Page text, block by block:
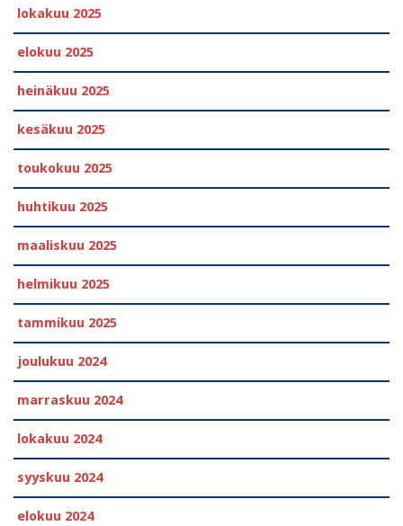
lokakuu 2025
elokuu 2025
heinäkuu 2025
kesäkuu 2025
toukokuu 2025
huhtikuu 2025
maaliskuu 2025
helmikuu 2025
tammikuu 2025
joulukuu 2024
marraskuu 2024
lokakuu 2024
syyskuu 2024
elokuu 2024